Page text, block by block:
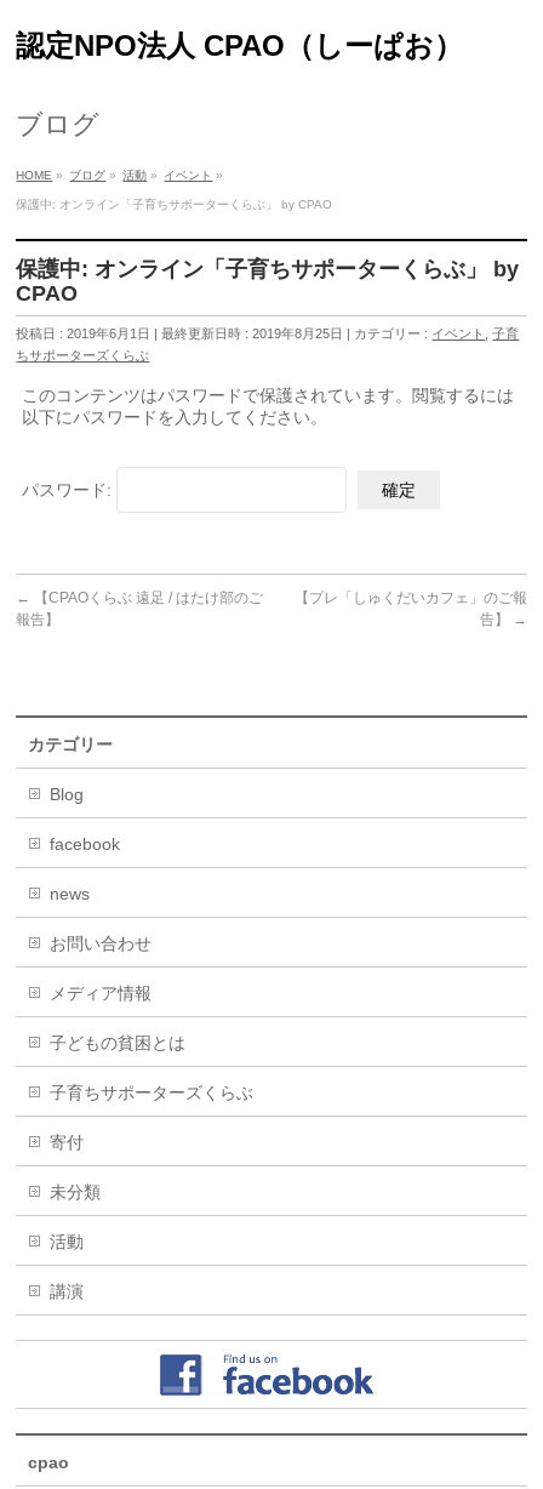
認定NPO法人 CPAO（しーぱお）
ブログ
HOME » ブログ » 活動 » イベント »
保護中: オンライン「子育ちサポーターくらぶ」 by CPAO
保護中: オンライン「子育ちサポーターくらぶ」 by
CPAO
投稿日 : 2019年6月1日 最終更新日時 : 2019年8月25日 カテゴリー : イベント ,子育
ちサポーターズくらぶ
このコンテンツはパスワードで保護されています。閲覧するには
以下にパスワードを入力してください。
パスワード:
←
【CPAOくらぶ 遠足 / はたけ部のご
報告】
【プレ「しゅくだいカフェ」のご報
告】
→
カテゴリー
Blog
facebook
news
お問い合わせ
メディア情報
子どもの貧困とは
子育ちサポーターズくらぶ
寄付
未分類
活動
講演
cpao